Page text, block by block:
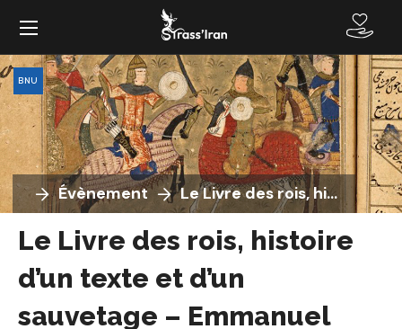
BNU
Évènement Le Livre des rois, histoire d’un texte et d’un sauvetage – Emmanuel MARINE
Le Livre des rois, histoire
d’un texte et d’un
sauvetage – Emmanuel